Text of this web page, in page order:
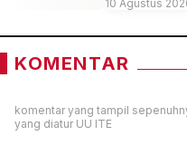
10 Agustus
KOMENTAR
komentar yang tampil
yang diatur UU ITE